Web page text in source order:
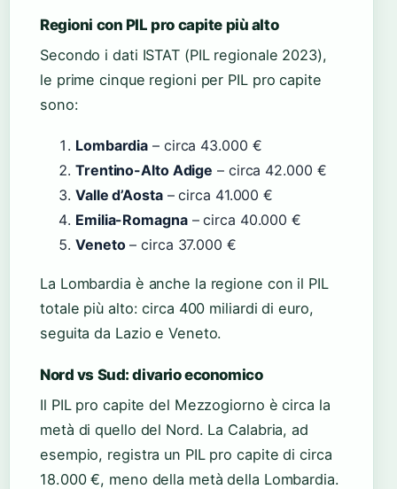
Regioni con PIL pro capite più alto
Secondo i dati ISTAT (PIL regionale 2023),
le prime cinque regioni per PIL pro capite
sono:
Lombardia – circa 43.000 €
Trentino-Alto Adige – circa 42.000 €
Valle d’Aosta– circa 41.000 €
Emilia-Romagna– circa 40.000 €
Veneto– circa 37.000 €
La Lombardia è anche la regione con il PIL
totale più alto: circa 400 miliardi di euro,
seguita da Lazio e Veneto.
Nord vs Sud: divario economico
Il PIL pro capite del Mezzogiorno è circa la
metà di quello del Nord. La Calabria, ad
esempio, registra un PIL pro capite di circa
18.000 €, meno della metà della Lombardia.